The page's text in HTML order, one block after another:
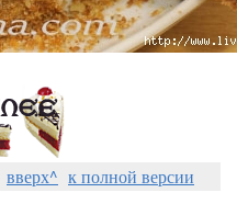
вверх^ к полной версии